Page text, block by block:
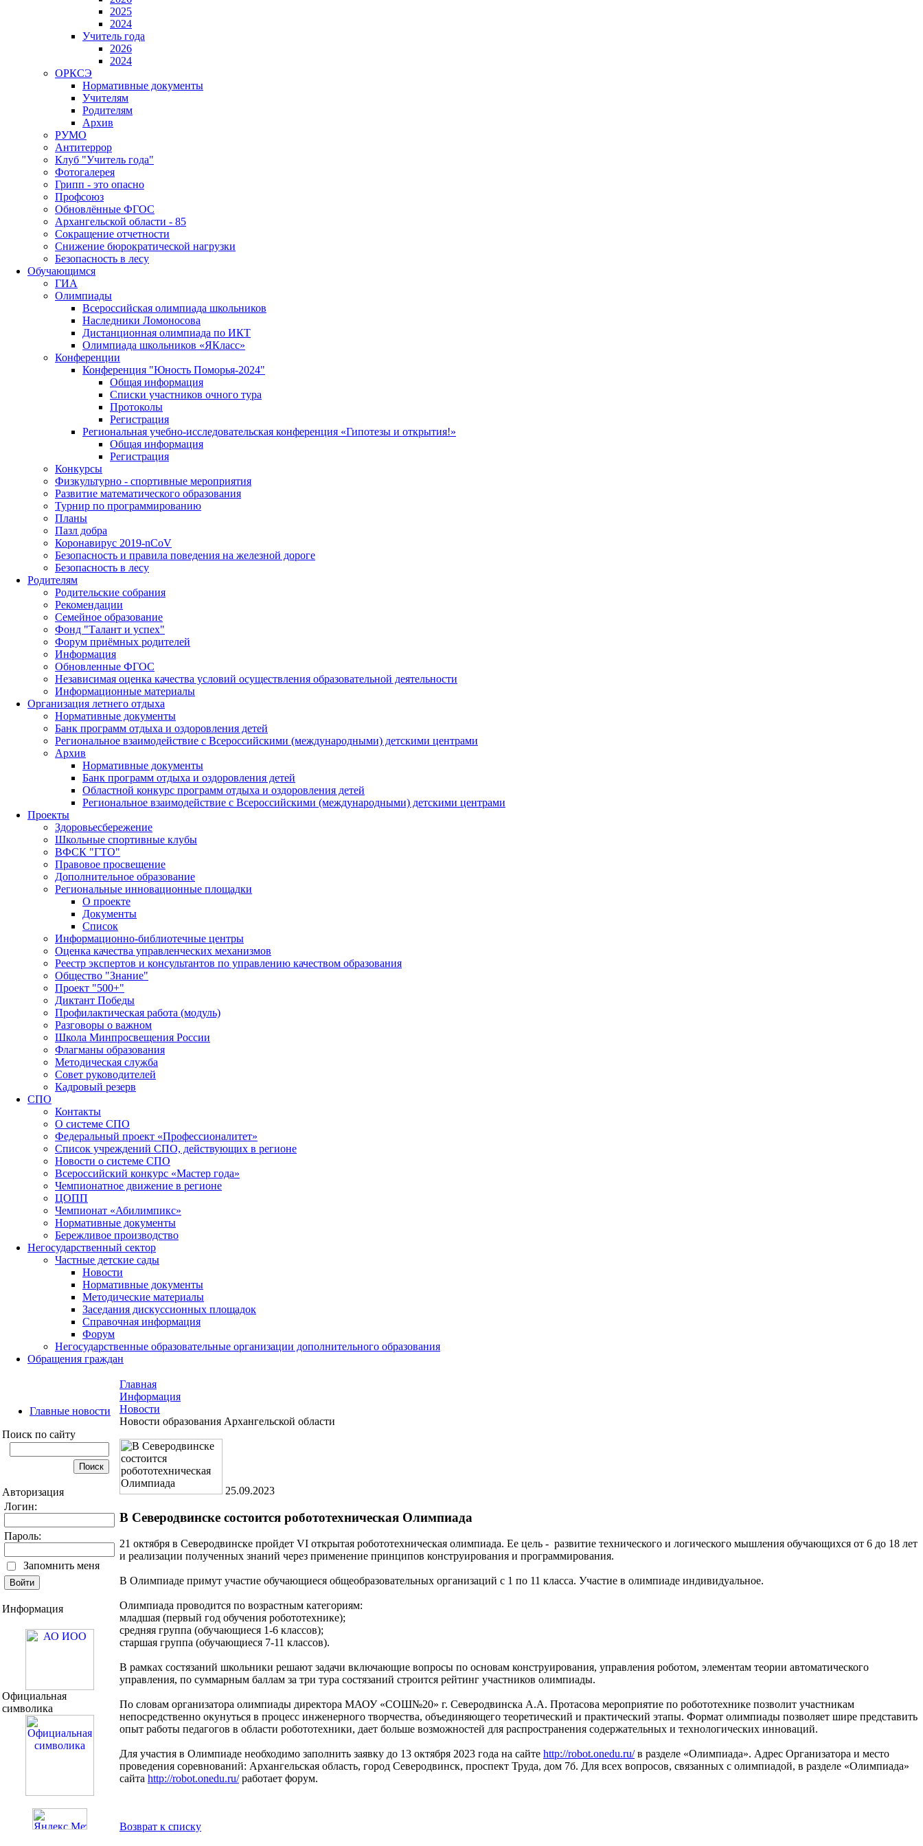
2025
2024
Учитель года
2026
2024
ОРКСЭ
Нормативные документы
Учителям
Родителям
Архив
РУМО
Антитеррор
Клуб "Учитель года"
Фотогалерея
Грипп - это опасно
Профсоюз
Обновлённые ФГОС
Архангельской области - 85
Сокращение отчетности
Снижение бюрократической нагрузки
Безопасность в лесу
Обучающимся
ГИА
Олимпиады
Всероссийская олимпиада школьников
Наследники Ломоносова
Дистанционная олимпиада по ИКТ
Олимпиада школьников «ЯКласс»
Конференции
Конференция "Юность Поморья-2024"
Общая информация
Списки участников очного тура
Протоколы
Регистрация
Региональная учебно-исследовательская конференция «Гипотезы и открытия!»
Общая информация
Регистрация
Конкурсы
Физкультурно - спортивные мероприятия
Развитие математического образования
Турнир по программированию
Планы
Пазл добра
Коронавирус 2019-nCoV
Безопасность и правила поведения на железной дороге
Безопасность в лесу
Родителям
Родительские собрания
Рекомендации
Семейное образование
Фонд "Талант и успех"
Форум приёмных родителей
Информация
Обновленные ФГОС
Независимая оценка качества условий осуществления образовательной деятельности
Информационные материалы
Организация летнего отдыха
Нормативные документы
Банк программ отдыха и оздоровления детей
Региональное взаимодействие с Всероссийскими (международными) детскими центрами
Архив
Нормативные документы
Банк программ отдыха и оздоровления детей
Областной конкурс программ отдыха и оздоровления детей
Региональное взаимодействие с Всероссийскими (международными) детскими центрами
Проекты
Здоровьесбережение
Школьные спортивные клубы
ВФСК "ГТО"
Правовое просвещение
Дополнительное образование
Региональные инновационные площадки
О проекте
Документы
Список
Информационно-библиотечные центры
Оценка качества управленческих механизмов
Реестр экспертов и консультантов по управлению качеством образования
Общество "Знание"
Проект "500+"
Диктант Победы
Профилактическая работа (модуль)
Разговоры о важном
Школа Минпросвещения России
Флагманы образования
Методическая служба
Совет руководителей
Кадровый резерв
СПО
Контакты
О системе СПО
Федеральный проект «Профессионалитет»
Список учреждений СПО, действующих в регионе
Новости о системе СПО
Всероссийский конкурс «Мастер года»
Чемпионатное движение в регионе
ЦОПП
Чемпионат «Абилимпикс»
Нормативные документы
Бережливое производство
Негосударственный сектор
Частные детские сады
Новости
Нормативные документы
Методические материалы
Заседания дискуссионных площадок
Справочная информация
Форум
Негосударственные образовательные организации дополнительного образования
Обращения граждан
Главные новости
Поиск по сайту
Авторизация
Логин:
Пароль:
Запомнить меня
Информация
Официальная
символика
Главная
Информация
Новости
Новости образования Архангельской области
25.09.2023
В Северодвинске состоится робототехническая Олимпиада
21 октября в Северодвинске пройдет VI открытая робототехническая олимпиада. Ее цель - развитие технического и логического мышления обучающихся от 6 до 18 лет
и реализации полученных знаний через применение принципов конструирования и программирования.
В Олимпиаде примут участие обучающиеся общеобразовательных организаций с 1 по 11 класса. Участие в олимпиаде индивидуальное.
Олимпиада проводится по возрастным категориям:
младшая (первый год обучения робототехнике);
средняя группа (обучающиеся 1-6 классов);
старшая группа (обучающиеся 7-11 классов).
В рамках состязаний школьники решают задачи включающие вопросы по основам конструирования, управления роботом, элементам теории автоматического
управления, по суммарным баллам за три тура состязаний строится рейтинг участников олимпиады.
По словам организатора олимпиады директора МАОУ «СОШ№20» г. Северодвинска А.А. Протасова мероприятие по робототехнике позволит участникам
непосредственно окунуться в процесс инженерного творчества, объединяющего теоретический и практический этапы. Формат олимпиады позволяет шире представить
опыт работы педагогов в области робототехники, дает больше возможностей для распространения содержательных и технологических инноваций.
Для участия в Олимпиаде необходимо заполнить заявку до 13 октября 2023 года на сайте http://robot.onedu.ru/в разделе «Олимпиада». Адрес Организатора и место
проведения соревнований: Архангельская область, город Северодвинск, проспект Труда, дом 7б. Для всех вопросов, связанных с олимпиадой, в разделе «Олимпиада»
сайта http://robot.onedu.ru/работает форум.
Возврат к списку